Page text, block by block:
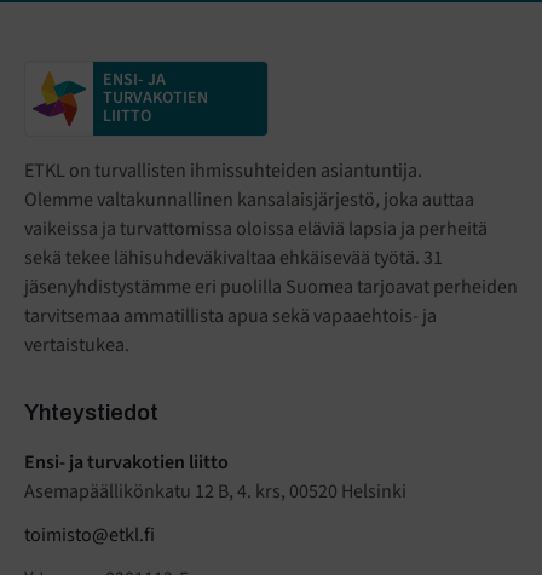
ENSI- JA
TURVAKOTIEN
LIITTO
ETKL on turvallisten ihmissuhteiden asiantuntija.
Olemme valtakunnallinen kansalaisjärjestö, joka auttaa
vaikeissa ja turvattomissa oloissa eläviä lapsia ja perheitä
sekä tekee lähisuhdeväkivaltaa ehkäisevää työtä. 31
jäsenyhdistystämme eri puolilla Suomea tarjoavat perheiden
tarvitsemaa ammatillista apua sekä vapaaehtois- ja
vertaistukea.
Yhteystiedot
Ensi- ja turvakotien liitto
Asemapäällikönkatu 12 B, 4. krs, 00520 Helsinki
toimisto@etkl.fi